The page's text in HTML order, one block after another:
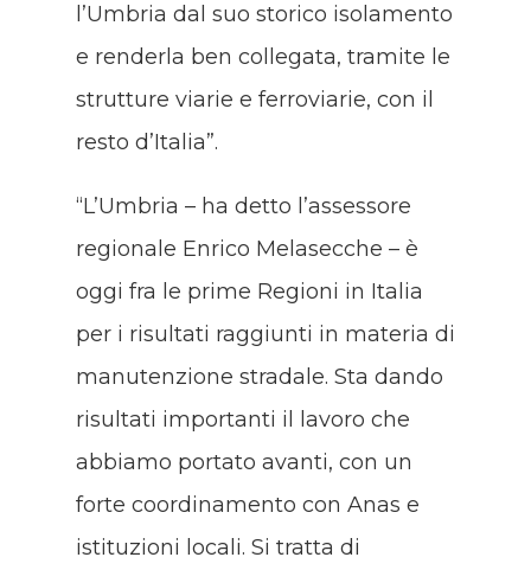
l’Umbria dal suo storico isolamento
e renderla ben collegata, tramite le
strutture viarie e ferroviarie, con il
resto d’Italia”.
“L’Umbria – ha detto l’assessore
regionale Enrico Melasecche – è
oggi fra le prime Regioni in Italia
per i risultati raggiunti in materia di
manutenzione stradale. Sta dando
risultati importanti il lavoro che
abbiamo portato avanti, con un
forte coordinamento con Anas e
istituzioni locali. Si tratta di